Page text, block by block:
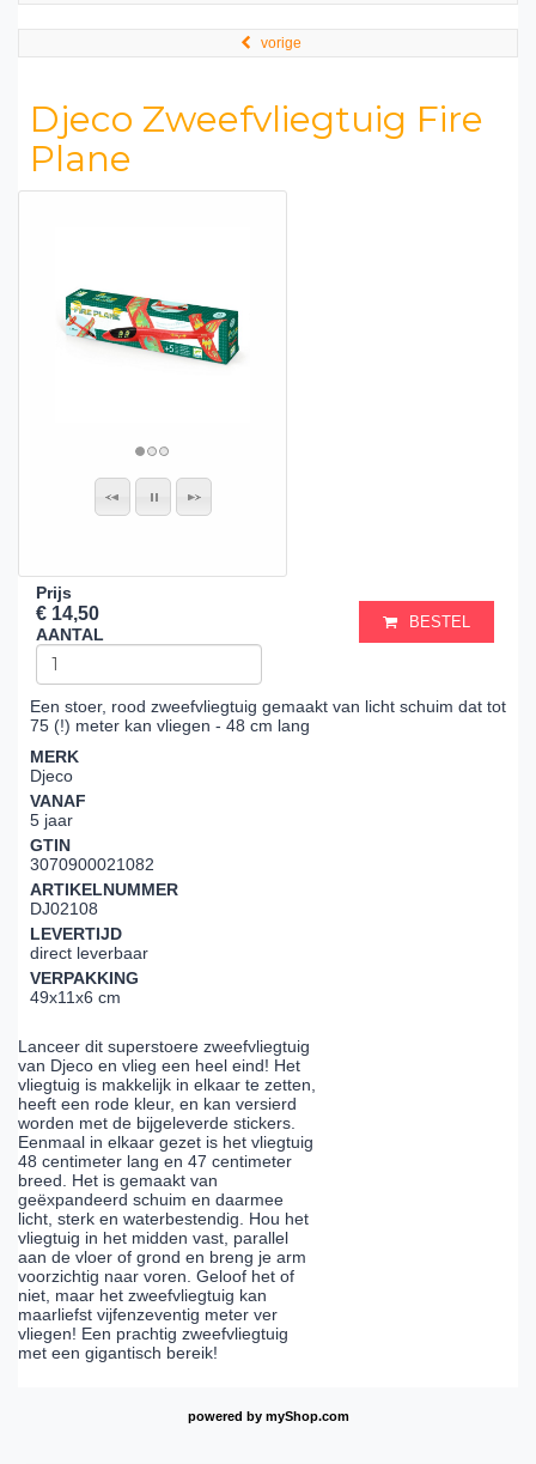
vorige
Djeco Zweefvliegtuig Fire
Plane
Prijs
€ 14,50
AANTAL
BESTEL
Een stoer, rood zweefvliegtuig gemaakt van licht schuim dat tot
75 (!) meter kan vliegen - 48 cm lang
MERK
Djeco
VANAF
5 jaar
GTIN
3070900021082
ARTIKELNUMMER
DJ02108
LEVERTIJD
direct leverbaar
VERPAKKING
49x11x6 cm
Lanceer dit superstoere zweefvliegtuig
van Djeco en vlieg een heel eind! Het
vliegtuig is makkelijk in elkaar te zetten,
heeft een rode kleur, en kan versierd
worden met de bijgeleverde stickers.
Eenmaal in elkaar gezet is het vliegtuig
48 centimeter lang en 47 centimeter
breed. Het is gemaakt van
geëxpandeerd schuim en daarmee
licht, sterk en waterbestendig. Hou het
vliegtuig in het midden vast, parallel
aan de vloer of grond en breng je arm
voorzichtig naar voren. Geloof het of
niet, maar het zweefvliegtuig kan
maarliefst vijfenzeventig meter ver
vliegen! Een prachtig zweefvliegtuig
met een gigantisch bereik!
powered by myShop.com